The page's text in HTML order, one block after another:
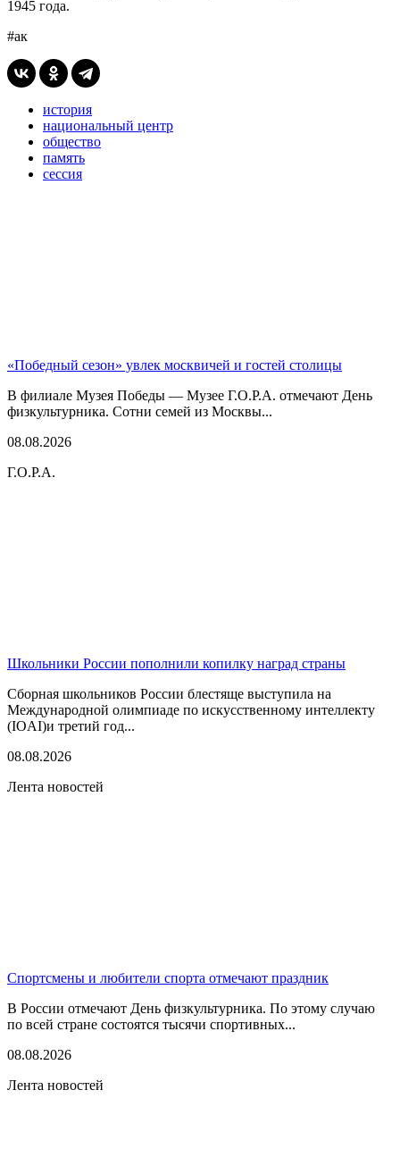
1945 года.
#ак
история
национальный центр
общество
память
сессия
«Победный сезон» увлек москвичей и гостей столицы
В филиале Музея Победы — Музее Г.О.Р.А. отмечают День
физкультурника. Сотни семей из Москвы...
08.08.2026
Г.О.Р.А.
Школьники России пополнили копилку наград страны
Сборная школьников России блестяще выступила на
Международной олимпиаде по искусственному интеллекту
(IOAI)и третий год...
08.08.2026
Лента новостей
Спортсмены и любители спорта отмечают праздник
В России отмечают День физкультурника. По этому случаю
по всей стране состоятся тысячи спортивных...
08.08.2026
Лента новостей